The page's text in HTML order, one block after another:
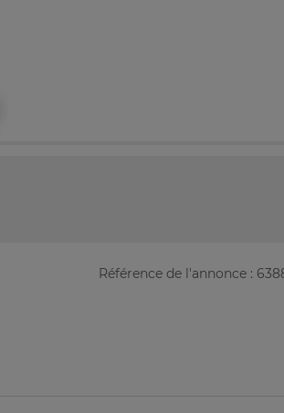
Référence de l'annonce :